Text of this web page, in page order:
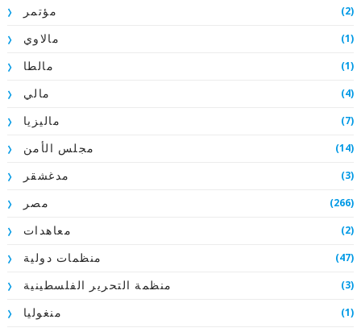
مؤتمر (2)
مالاوي (1)
مالطا (1)
مالي (4)
ماليزيا (7)
مجلس الأمن (14)
مدغشقر (3)
مصر (266)
معاهدات (2)
منظمات دولية (47)
منظمة التحرير الفلسطينية (3)
منغوليا (1)